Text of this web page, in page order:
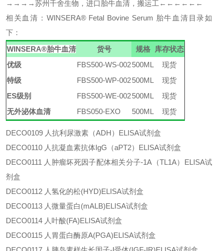
→→→→苏州千舍生物，进口胎牛血清，搬运工←←←←←←
相关血清： WINSERA® Fetal Bovine Serum 胎牛血清 目录如
下：
WINSERA®胎牛血清 货号 规格
库存状态
优级
FBS500-WS-002500ML
现货
特级
FBS500-WP-002500ML
现货
ES级别
FBS500-WE-002500ML
现货
无外泌体血清
FBS050-EXO 500ML 现货
DECO0109 人抗利尿激素（ADH）ELISA试剂盒
DECO0110 人抗凝血素抗体IgG（aPT2）ELISA试剂盒
DECO0111 人肿瘤坏死因子配体相关分子-1A（TL1A）ELISA试
剂盒
DECO0112 人氢化的松(HYD)ELISA试剂盒
DECO0113 人微量蛋白(mALB)ELISA试剂盒
DECO0114 人叶酸(FA)ELISA试剂盒
DECO0115 人胃蛋白酶原A(PGA)ELISA试剂盒